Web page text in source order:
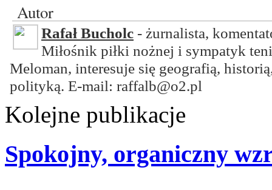
Autor
Rafał Bucholc - żurnalista,
Miłośnik piłki nożnej i sympatyk
Meloman, interesuje się geografią,
polityką. E-mail: raffalb@o2.pl
Kolejne publikacje
Spokojny, organiczny